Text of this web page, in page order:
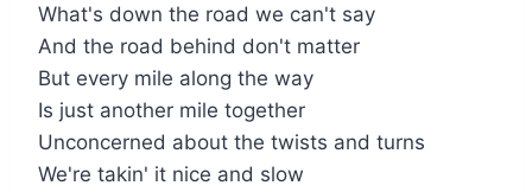
What's down the road we can't say
And the road behind don't matter
But every mile along the way
Is just another mile together
Unconcerned about the twists and turns
We're takin' it nice and slow